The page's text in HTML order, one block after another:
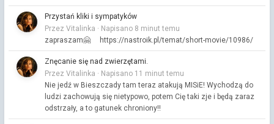
Przystań kliki i sympatyków
Przez Vitalinka · Napisano 8 minut temu
zapraszam🤗 https://nastroik.pl/temat/short-movie/10986/
Znęcanie się nad zwierzętami.
Przez Vitalinka · Napisano 11 minut temu
Nie jedź w Bieszczady tam teraz atakują MISiE! Wychodzą do
ludzi zachowują się nietypowo, potem Cię taki zje i będą zaraz
odstrzały, a to gatunek chroniony!!